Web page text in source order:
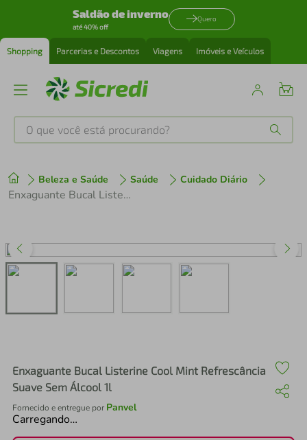
Saldão de inverno
até 40% off
Quero
Shopping Parcerias e Descontos Viagens Imóveis e Veículos
O que você está procurando?
Beleza e Saúde Saúde Cuidado Diário
Enxaguante Bucal Listerine Cool Mint Refrescância Suave Sem Álcool 1l
Enxaguante Bucal Listerine Cool Mint Refrescância
Suave Sem Álcool 1l
Fornecido e entregue por Panvel
Carregando…
1º tenis
perfume